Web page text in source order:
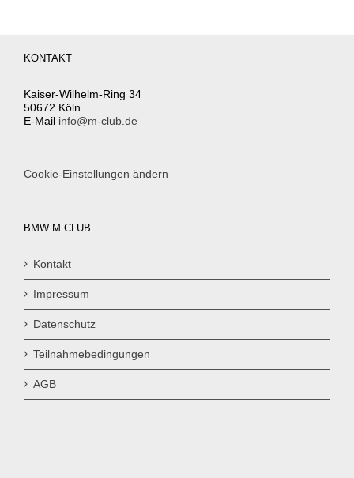
KONTAKT
Kaiser-Wilhelm-Ring 34
50672 Köln
E-Mail info@m-club.de
Cookie-Einstellungen ändern
BMW M CLUB
Kontakt
Impressum
Datenschutz
Teilnahmebedingungen
AGB